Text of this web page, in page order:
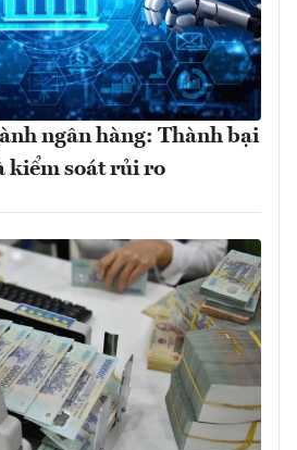
ngân hàng: Thành bại
kiểm soát rủi ro